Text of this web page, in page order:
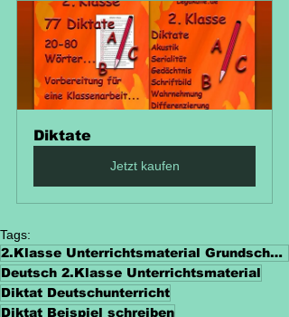
Diktate
Jetzt kaufen
Tags:
2.Klasse Unterrichtsmaterial Grundschule
Deutsch 2.Klasse Unterrichtsmaterial
Diktat Deutschunterricht
Diktat Beispiel schreiben